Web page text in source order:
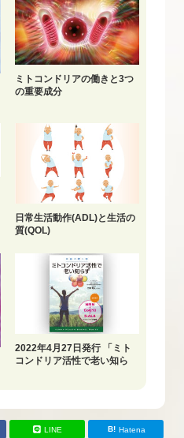
ミトコンドリアの働きと3つ
の重要成分
日常生活動作(ADL)と生活の
質(QOL)
2022年4月27日発行 「ミト
コンドリア活性で老い知ら
LINE Hatena